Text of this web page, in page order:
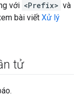
với <Prefix> và
bài viết Xử lý
tử